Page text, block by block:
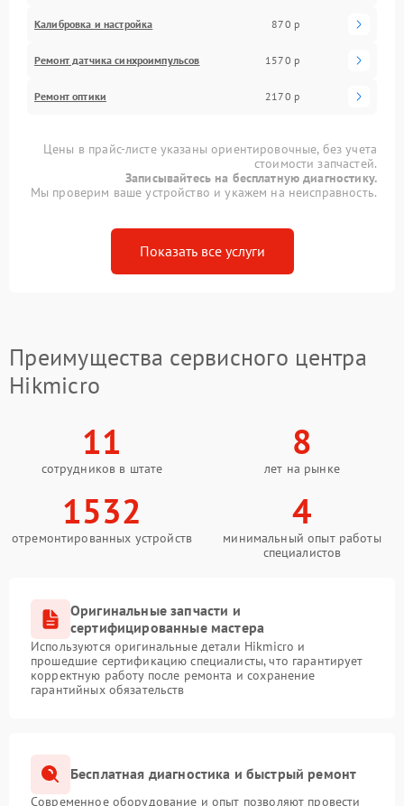
Калибровка и настройка 870 р
Ремонт датчика синхроимпульсов 1570 р
Ремонт оптики 2170 р
Цены в прайс-листе указаны ориентировочные, без учета
стоимости запчастей.
Записывайтесь на бесплатную диагностику.
Мы проверим ваше устройство и укажем на неисправность.
Показать все услуги
Преимущества сервисного центра
Hikmicro
11
сотрудников в штате
8
лет на рынке
1532
отремонтированных устройств
4
минимальный опыт работы
специалистов
Оригинальные запчасти и
сертифицированные мастера
Используются оригинальные детали Hikmicro и
прошедшие сертификацию специалисты, что гарантирует
корректную работу после ремонта и сохранение
гарантийных обязательств
Бесплатная диагностика и быстрый ремонт
Современное оборудование и опыт позволяют провести